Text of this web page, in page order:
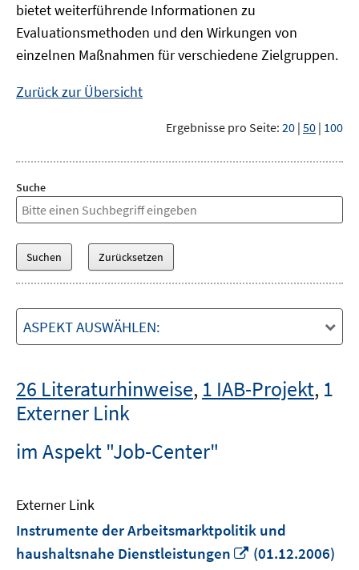
bietet weiterführende Informationen zu
Evaluationsmethoden und den Wirkungen von
einzelnen Maßnahmen für verschiedene Zielgruppen.
Zurück zur Übersicht
Ergebnisse pro Seite: 20 | 50 | 100
Suche
ASPEKT AUSWÄHLEN:
26 Literaturhinweise, 1 IAB-Projekt, 1
Externer Link
im Aspekt "Job-Center"
Externer Link
Instrumente der Arbeitsmarktpolitik und
haushaltsnahe Dienstleistungen
In
(01.12.2006)